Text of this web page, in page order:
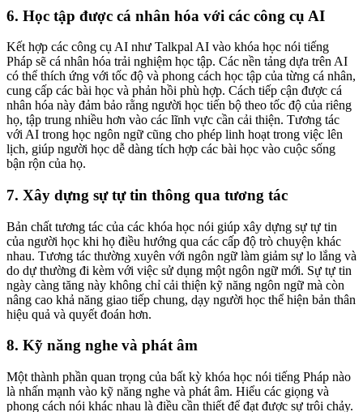
6. Học tập được cá nhân hóa với các công cụ AI
Kết hợp các công cụ AI như Talkpal AI vào khóa học nói tiếng
Pháp sẽ cá nhân hóa trải nghiệm học tập. Các nền tảng dựa trên AI
có thể thích ứng với tốc độ và phong cách học tập của từng cá nhân,
cung cấp các bài học và phản hồi phù hợp. Cách tiếp cận được cá
nhân hóa này đảm bảo rằng người học tiến bộ theo tốc độ của riêng
họ, tập trung nhiều hơn vào các lĩnh vực cần cải thiện. Tương tác
với AI trong học ngôn ngữ cũng cho phép linh hoạt trong việc lên
lịch, giúp người học dễ dàng tích hợp các bài học vào cuộc sống
bận rộn của họ.
7. Xây dựng sự tự tin thông qua tương tác
Bản chất tương tác của các khóa học nói giúp xây dựng sự tự tin
của người học khi họ điều hướng qua các cấp độ trò chuyện khác
nhau. Tương tác thường xuyên với ngôn ngữ làm giảm sự lo lắng và
do dự thường đi kèm với việc sử dụng một ngôn ngữ mới. Sự tự tin
ngày càng tăng này không chỉ cải thiện kỹ năng ngôn ngữ mà còn
nâng cao khả năng giao tiếp chung, dạy người học thể hiện bản thân
hiệu quả và quyết đoán hơn.
8. Kỹ năng nghe và phát âm
Một thành phần quan trọng của bất kỳ khóa học nói tiếng Pháp nào
là nhấn mạnh vào kỹ năng nghe và phát âm. Hiểu các giọng và
phong cách nói khác nhau là điều cần thiết để đạt được sự trôi chảy.